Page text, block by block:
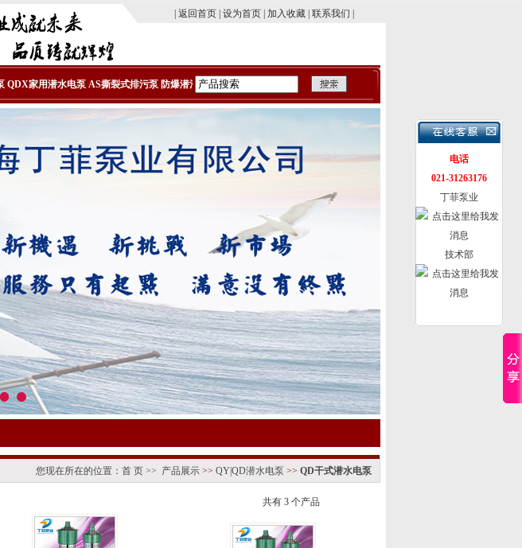
返回首页| 设为首页| 加入收藏| 联系我们
QDX家用潜水电泵 AS撕裂式排污泵 防爆潜污泵
您现在所在的位置： 首 页>> 产品展示>> QY|QD潜水电泵 >> QD干式潜水电泵
共有 3 个产品
电话
021-31263176
丁菲泵业
技术部